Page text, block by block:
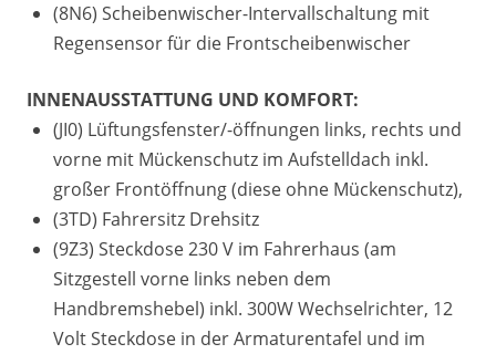
(8N6) Scheibenwischer-Intervallschaltung mit
Regensensor für die Frontscheibenwischer
INNENAUSSTATTUNG UND KOMFORT:
(JI0) Lüftungsfenster/-öffnungen links, rechts und
vorne mit Mückenschutz im Aufstelldach inkl.
großer Frontöffnung (diese ohne Mückenschutz),
(3TD) Fahrersitz Drehsitz
(9Z3) Steckdose 230 V im Fahrerhaus (am
Sitzgestell vorne links neben dem
Handbremshebel) inkl. 300W Wechselrichter, 12
Volt Steckdose in der Armaturentafel und im